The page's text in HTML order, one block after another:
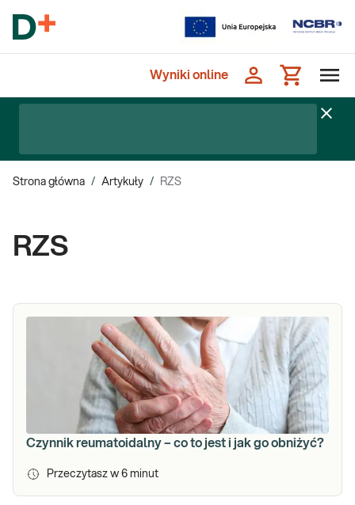
Wyniki online
Strona główna / Artykuły / RZS
RZS
Czynnik reumatoidalny – co to jest i jak go obniżyć?
Przeczytasz w 6 minut